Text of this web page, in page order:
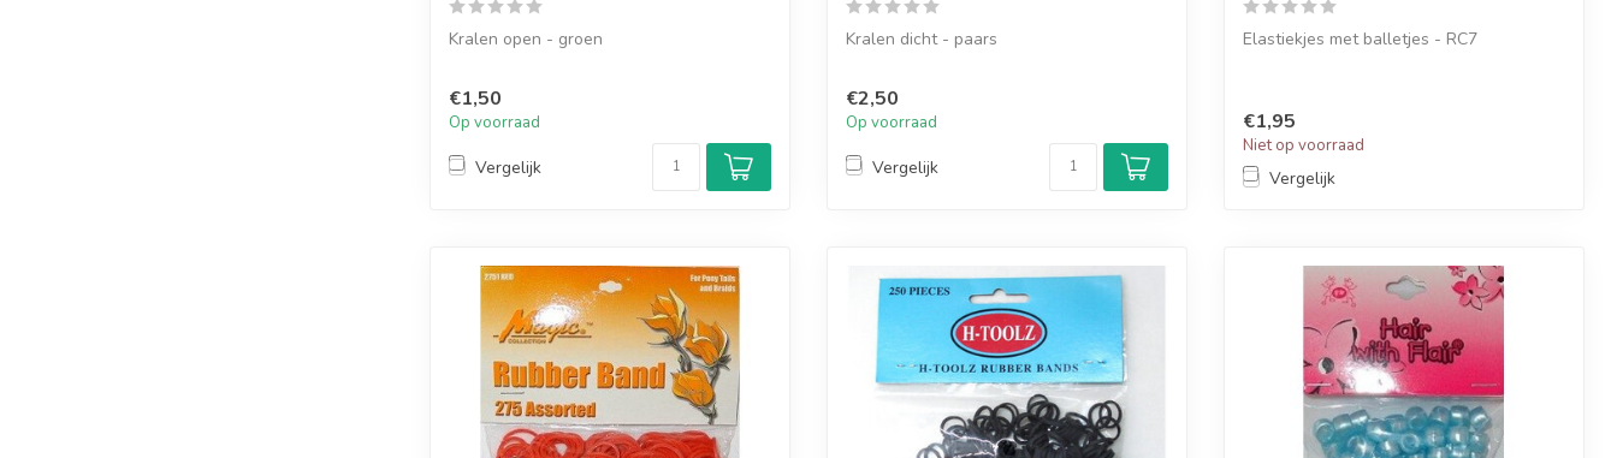
Kralen open - groen
€1,50
Op voorraad
Vergelijk
Kralen dicht - paars
€2,50
Op voorraad
Vergelijk
Elastiekjes met balletjes - RC7
€1,95
Niet op voorraad
Vergelijk